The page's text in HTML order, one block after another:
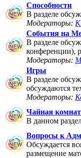
Способности
В разделе
Модераторы:
События на
В разделе
конференции),
Модераторы:
Игры
В разделе
обсуждаются
Модераторы:
Чайная
В данном
Вопросы к
Обсуждается
размещение